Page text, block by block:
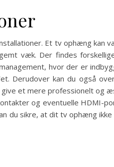
Et tv ophæng kan
væk. Der findes
hvor der er
Derudover kan du også
et mere professionelt og
og eventuelle HDMI-
du sikre, at dit tv ophæng